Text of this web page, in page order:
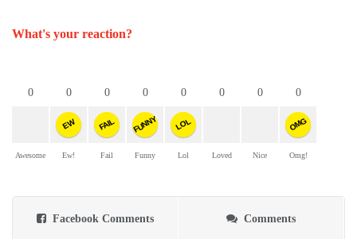
What's your reaction?
0
Awesome
0
EW
Ew!
0
FAIL
Fail
0
FUNNY
Funny
0
LOL
Lol
0
Loved
0
Nice
0
OMG
Omg!
Facebook Comments Comments